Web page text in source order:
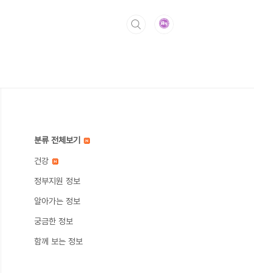
분류 전체보기
건강
정부지원 정보
알아가는 정보
궁금한 정보
함께 보는 정보